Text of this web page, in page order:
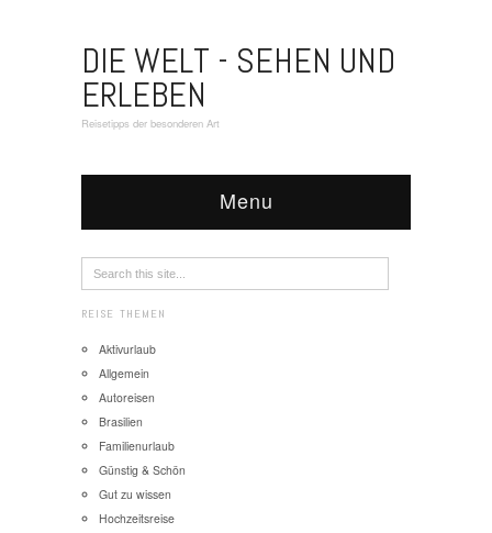
DIE WELT - SEHEN UND
ERLEBEN
Reisetipps der besonderen Art
Menu
REISE THEMEN
Aktivurlaub
Allgemein
Autoreisen
Brasilien
Familienurlaub
Günstig & Schön
Gut zu wissen
Hochzeitsreise